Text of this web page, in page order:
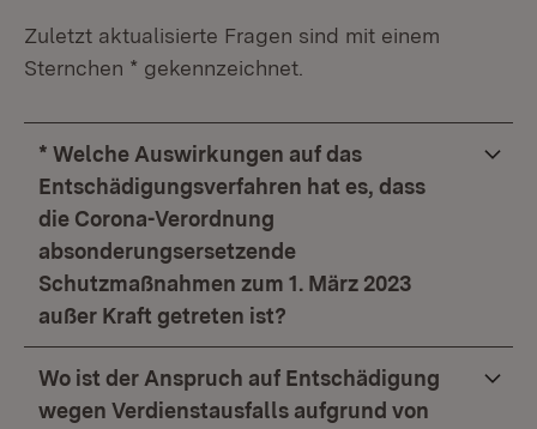
Zuletzt aktualisierte Fragen sind mit einem
Sternchen * gekennzeichnet.
* Welche Auswirkungen auf das
Entschädigungsverfahren hat es, dass
die Corona-Verordnung
absonderungsersetzende
Schutzmaßnahmen zum 1. März 2023
außer Kraft getreten ist?
Wo ist der Anspruch auf Entschädigung
wegen Verdienstausfalls aufgrund von